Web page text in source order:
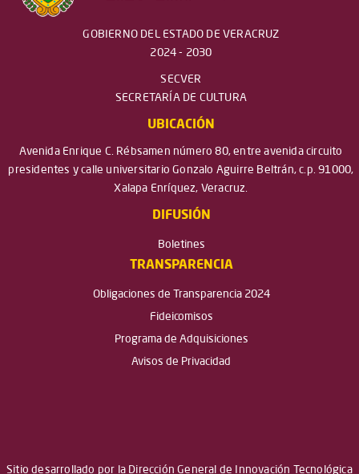
GOBIERNO DEL ESTADO DE VERACRUZ
2024 - 2030
SECVER
SECRETARÍA DE CULTURA
UBICACIÓN
Avenida Enrique C. Rébsamen número 80, entre avenida circuito
presidentes y calle universitario Gonzalo Aguirre Beltrán, c.p. 91000,
Xalapa Enríquez, Veracruz.
DIFUSIÓN
Boletines
TRANSPARENCIA
Obligaciones de Transparencia 2024
Fideicomisos
Programa de Adquisiciones
Avisos de Privacidad
Sitio desarrollado por la Dirección General de Innovación Tecnológica